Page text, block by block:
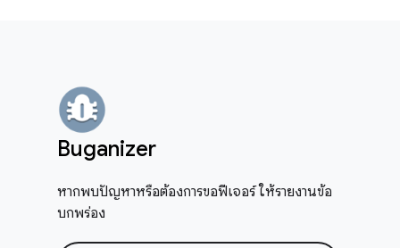
Buganizer
หากพบปัญหาหรือต้องการขอฟีเจอร์ ให้รายงานข้อ
บกพร่อง